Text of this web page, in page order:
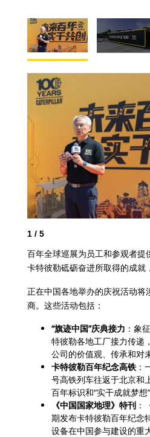
1 / 5
百年全球巡展为员工和参观者提
卡特彼勒砥砺奋进所取得的成就
正在中国各地举办的庆祝活动将
商。这些活动包括：
“旗迹中国”庆典接力 ：象
特彼勒各地工厂接力传递
公司的价值观、传承和对
卡特彼勒百年纪念高铁：
号高铁列车往返于北京和
百年标识和“实干成就梦想
《中国国家地理》特刊 ：
期发布卡特彼勒百年纪念
设备在中国参与建设的重